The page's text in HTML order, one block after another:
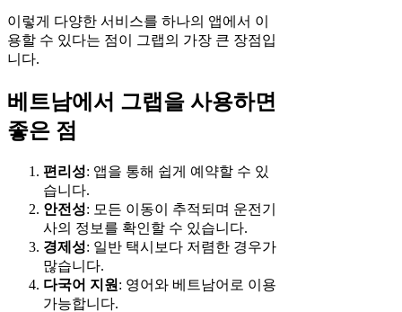
이렇게 다양한 서비스를 하나의 앱에서 이
용할 수 있다는 점이 그랩의 가장 큰 장점입
니다.
베트남에서 그랩을 사용하면
좋은 점
편리성: 앱을 통해 쉽게 예약할 수 있
습니다.
안전성: 모든 이동이 추적되며 운전기
사의 정보를 확인할 수 있습니다.
경제성: 일반 택시보다 저렴한 경우가
많습니다.
다국어 지원 : 영어와 베트남어로 이용
가능합니다.